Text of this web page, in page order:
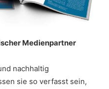
Medienpartner
nachhaltig
sie so verfasst sein,